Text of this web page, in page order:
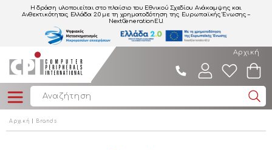
Η δράση υλοποιείται στο πλαίσιο του Εθνικού Σχεδίου Ανάκαμψης και
Ανθεκτικότητας Ελλάδα 2.0με τη χρηματοδότηση της Ευρωπαϊκής Ένωσης –
NextGenerationEU.
Αρχική
Αρχική Brands